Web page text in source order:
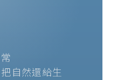
自然還給生